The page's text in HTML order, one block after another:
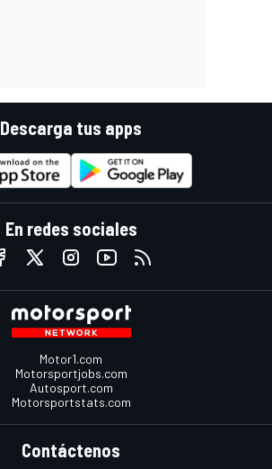
Descarga tus apps
En redes sociales
Motor1.com
Motorsportjobs.com
Autosport.com
Motorsportstats.com
Contáctenos